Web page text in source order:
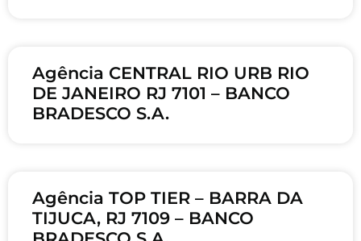
Agência CENTRAL RIO URB RIO
DE JANEIRO RJ 7101 – BANCO
BRADESCO S.A.
Agência TOP TIER – BARRA DA
TIJUCA, RJ 7109 – BANCO